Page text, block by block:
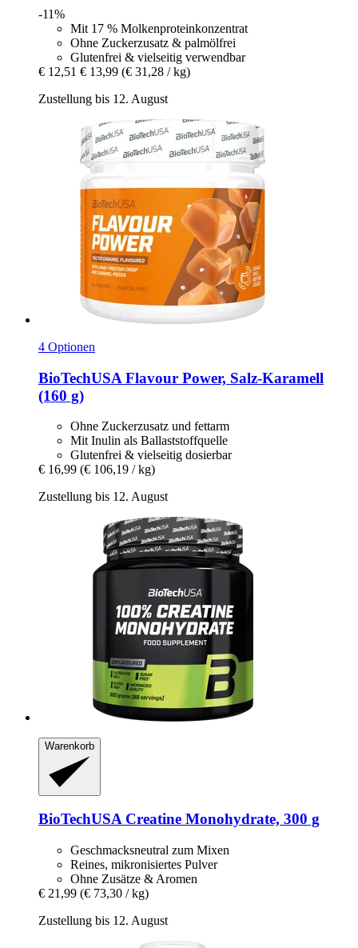
-11%
Mit 17 % Molkenproteinkonzentrat
Ohne Zuckerzusatz & palmölfrei
Glutenfrei & vielseitig verwendbar
€ 12,51 € 13,99 (€ 31,28 / kg)
Zustellung bis 12. August
4 Optionen
BioTechUSA Flavour Power, Salz-​Karamell
(160 g)
Ohne Zuckerzusatz und fettarm
Mit Inulin als Ballaststoffquelle
Glutenfrei & vielseitig dosierbar
€ 16,99 (€ 106,19 / kg)
Zustellung bis 12. August
Warenkorb
BioTechUSACreatine Monohydrate, 300 g
Geschmacksneutral zum Mixen
Reines, mikronisiertes Pulver
Ohne Zusätze & Aromen
€ 21,99 (€ 73,30 / kg)
Zustellung bis 12. August